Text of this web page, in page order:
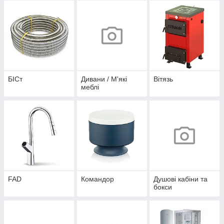
БІСт
Дивани / М'які
меблі
Вітязь
FAD Командор
Душові кабіни та
бокси